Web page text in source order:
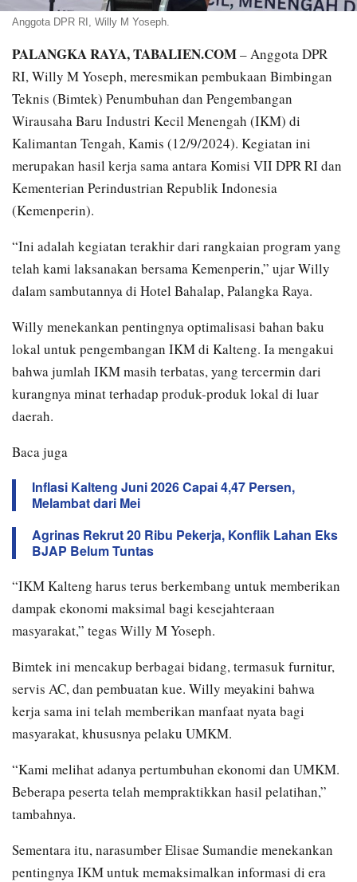
Anggota DPR RI, Willy M Yoseph.
PALANGKA RAYA, TABALIEN.COM– Anggota DPR
RI, Willy M Yoseph, meresmikan pembukaan Bimbingan
Teknis (Bimtek) Penumbuhan dan Pengembangan
Wirausaha Baru Industri Kecil Menengah (IKM) di
Kalimantan Tengah, Kamis (12/9/2024). Kegiatan ini
merupakan hasil kerja sama antara Komisi VII DPR RI dan
Kementerian Perindustrian Republik Indonesia
(Kemenperin).
“Ini adalah kegiatan terakhir dari rangkaian program yang
telah kami laksanakan bersama Kemenperin,” ujar Willy
dalam sambutannya di Hotel Bahalap, Palangka Raya.
Willy menekankan pentingnya optimalisasi bahan baku
lokal untuk pengembangan IKM di Kalteng. Ia mengakui
bahwa jumlah IKM masih terbatas, yang tercermin dari
kurangnya minat terhadap produk-produk lokal di luar
daerah.
Baca juga
Inflasi Kalteng Juni 2026 Capai 4,47 Persen,
Melambat dari Mei
Agrinas Rekrut 20 Ribu Pekerja, Konflik Lahan Eks
BJAP Belum Tuntas
“IKM Kalteng harus terus berkembang untuk memberikan
dampak ekonomi maksimal bagi kesejahteraan
masyarakat,” tegas Willy M Yoseph.
Bimtek ini mencakup berbagai bidang, termasuk furnitur,
servis AC, dan pembuatan kue. Willy meyakini bahwa
kerja sama ini telah memberikan manfaat nyata bagi
masyarakat, khususnya pelaku UMKM.
“Kami melihat adanya pertumbuhan ekonomi dan UMKM.
Beberapa peserta telah mempraktikkan hasil pelatihan,”
tambahnya.
Sementara itu, narasumber Elisae Sumandie menekankan
pentingnya IKM untuk memaksimalkan informasi di era